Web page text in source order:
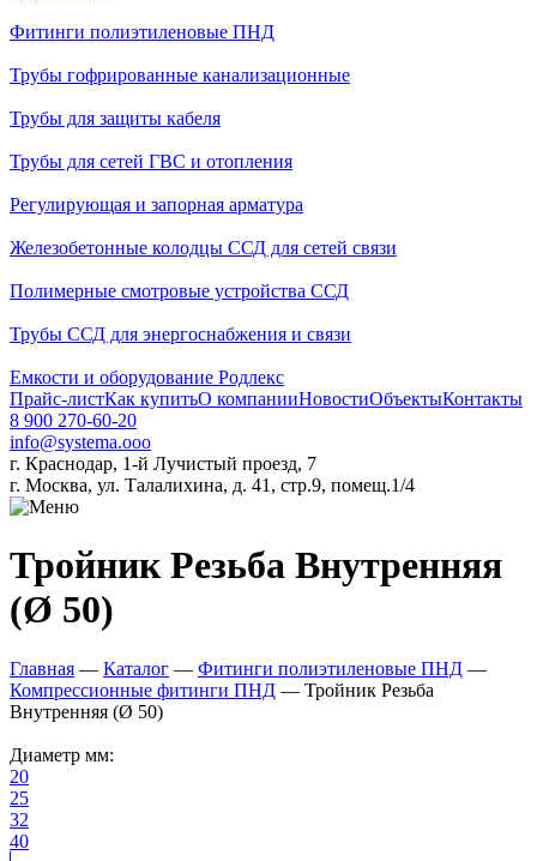
Фитинги полиэтиленовые ПНД
Трубы гофрированные канализационные
Трубы для защиты кабеля
Трубы для сетей ГВС и отопления
Регулирующая и запорная арматура
Железобетонные колодцы ССД для сетей связи
Полимерные смотровые устройства ССД
Трубы ССД для энергоснабжения и связи
Емкости и оборудование Родлекс
Прайс-листКак купитьО компанииНовостиОбъектыКонтакты
8 900 270-60-20
info@systema.ooo
г. Краснодар, 1-й Лучистый проезд, 7
г. Москва, ул. Талалихина, д. 41, стр.9, помещ.1/4
Тройник Резьба Внутренняя
(Ø 50)
Главная — Каталог — Фитинги полиэтиленовые ПНД —
Компрессионные фитинги ПНД — Тройник Резьба
Внутренняя (Ø 50)
Диаметр мм:
20
25
32
40